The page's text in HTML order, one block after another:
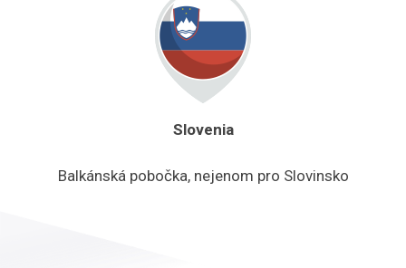
Slovenia
Balkánská pobočka, nejenom pro Slovinsko